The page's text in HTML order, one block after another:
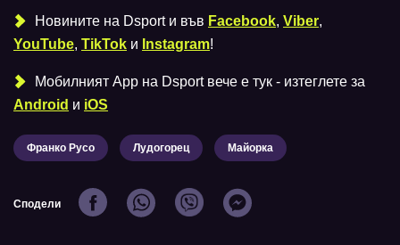
Новините на Dsport и във Facebook, Viber,
YouTube, TikTok и Instagram!
Мобилният Аpp на Dsport вече е тук - изтеглете за
Android и iOS
Франко Русо Лудогорец Майорка
Сподели